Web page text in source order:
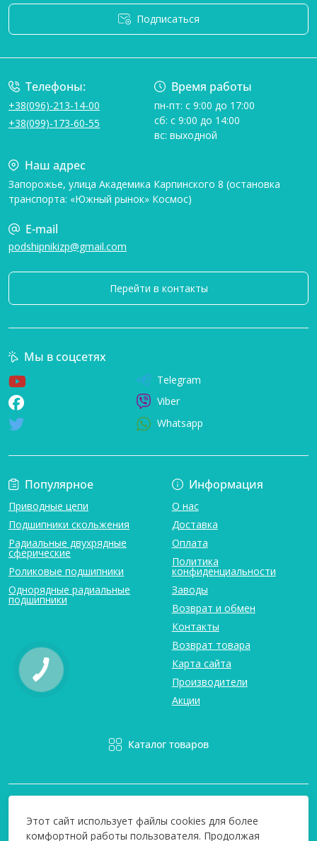
Подписаться
Телефоны:
+38(096)-213-14-00
+38(099)-173-60-55
Время работы
пн-пт: с 9:00 до 17:00
сб: с 9:00 до 14:00
вс: выходной
Наш адрес
Запорожье, улица Академика Карпинского 8 (остановка
транспорта: «Южный рынок» Космос)
E-mail
podshipnikizp@gmail.com
Перейти в контакты
Популярное
Приводные цепи
Подшипники скольжения
Радиальные двухрядные
сферические
Роликовые подшипники
Однорядные радиальные
подшипники
Информация
О нас
Доставка
Оплата
Политика
конфиденциальности
Заводы
Возврат и обмен
Контакты
Возврат товара
Карта сайта
Производители
Акции
Каталог товаров
Мы в соцсетях
Telegram
Viber
Whatsapp
Этот сайт использует файлы cookies для более
комфортной работы пользователя. Продолжая